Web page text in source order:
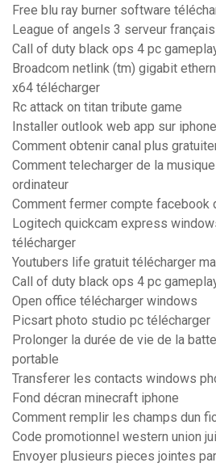
Free blu ray burner software
League of angels 3 serveur français
Call of duty black ops 4 pc
Broadcom netlink (tm) gigabit
x64 télécharger
Rc attack on titan tribute game
Installer outlook web app sur iphone
Comment obtenir canal plus
Comment telecharger de la
ordinateur
Comment fermer compte facebook
Logitech quickcam express
télécharger
Youtubers life gratuit télécharger
Call of duty black ops 4 pc
Open office télécharger windows
Picsart photo studio pc télécharger
Prolonger la durée de vie de la
portable
Transferer les contacts windows
Fond décran minecraft iphone
Comment remplir les champs dun
Code promotionnel western union
Envoyer plusieurs pieces jointes